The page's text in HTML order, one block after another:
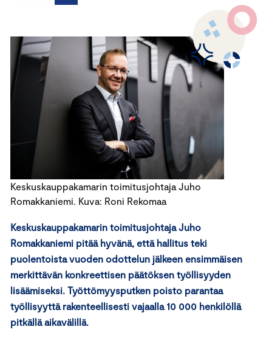
Keskuskauppakamarin toimitusjohtaja Juho
Romakkaniemi. Kuva: Roni Rekomaa
Keskuskauppakamarin toimitusjohtaja Juho
Romakkaniemi pitää hyvänä, että hallitus teki
puolentoista vuoden odottelun jälkeen ensimmäisen
merkittävän konkreettisen päätöksen työllisyyden
lisäämiseksi. Työttömyysputken poisto parantaa
työllisyyttä rakenteellisesti vajaalla 10 000 henkilöllä
pitkällä aikavälillä.